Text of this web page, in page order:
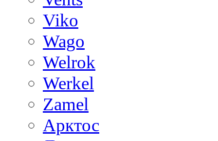
Viko
Wago
Welrok
Werkel
Zamel
Арктос